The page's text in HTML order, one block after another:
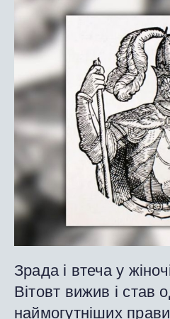
Зрада і втеча у
Вітовт вижив і став
наймогутніших